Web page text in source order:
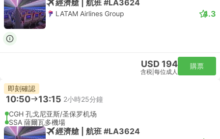
經濟艙 | 航班 #LA3624
LATAM Airlines Group 4.3
USD 194
含税 每位成人
購票
即刻確認
10:50 13:15 2小時25分鐘
CGH 孔戈尼亚斯/圣保罗机场
SSA 薩爾瓦多機場
經濟艙 | 航班 #LA3624